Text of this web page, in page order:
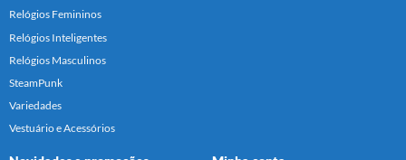
Relógios Femininos
Relógios Inteligentes
Relógios Masculinos
SteamPunk
Variedades
Vestuário e Acessórios